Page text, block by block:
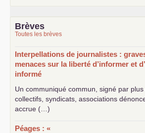
Brèves
Toutes les brèves
Interpellations de journalistes :
menaces sur la liberté d’informer et
informé
Un communiqué commun, signé par
collectifs, syndicats, associations
accrue (…)
Péages : «